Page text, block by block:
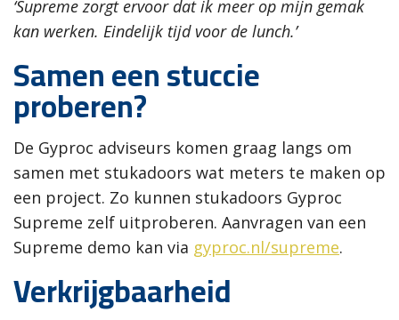
‘Supreme zorgt ervoor dat ik meer op mijn gemak
kan werken. Eindelijk tijd voor de lunch.’
Samen een stuccie
proberen?
De Gyproc adviseurs komen graag langs om
samen met stukadoors wat meters te maken op
een project. Zo kunnen stukadoors Gyproc
Supreme zelf uitproberen. Aanvragen van een
Supreme demo kan via gyproc.nl/supreme.
Verkrijgbaarheid